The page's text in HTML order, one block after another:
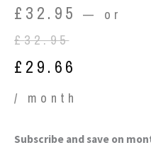
£ 32.95 —
or
£32.95
Original
price
was:
£ 29.66
Current
price
is:
/ month
Subscribe and save on
BCAA